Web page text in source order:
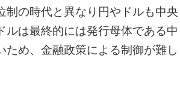
制の時代と異なり円やドルも中央
は最終的には発行母体である中
め、金融政策による制御が難し